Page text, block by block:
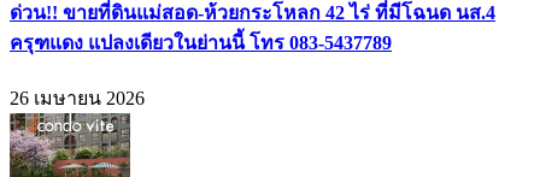
ด่วน!! ขายที่ดินแม่สอด-ห้วยกระโหลก 42 ไร่ ที่มีโฉนด นส.4
ครุฑแดง แปลงเดียวในย่านนี้ โทร 083-5437789
26 เมษายน 2026